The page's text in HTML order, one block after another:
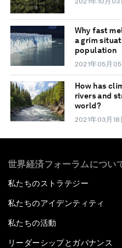
Why fast
a grim
population
2021年05月05
How has
rivers and
world?
2021年03月18
世界経済フォーラムについ
私たちのストラテジー
私たちのアイデンティティ
私たちの活動
リーダーシップとガバナンス